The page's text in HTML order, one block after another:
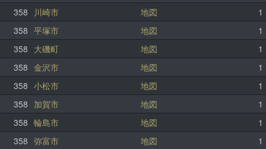
358
川崎市 地図
1
358 平塚市 地図
1
358 大磯町 地図
1
358 金沢市 地図
1
358 小松市 地図
1
358 加賀市 地図
1
358 輪島市 地図
1
358 弥富市 地図
1